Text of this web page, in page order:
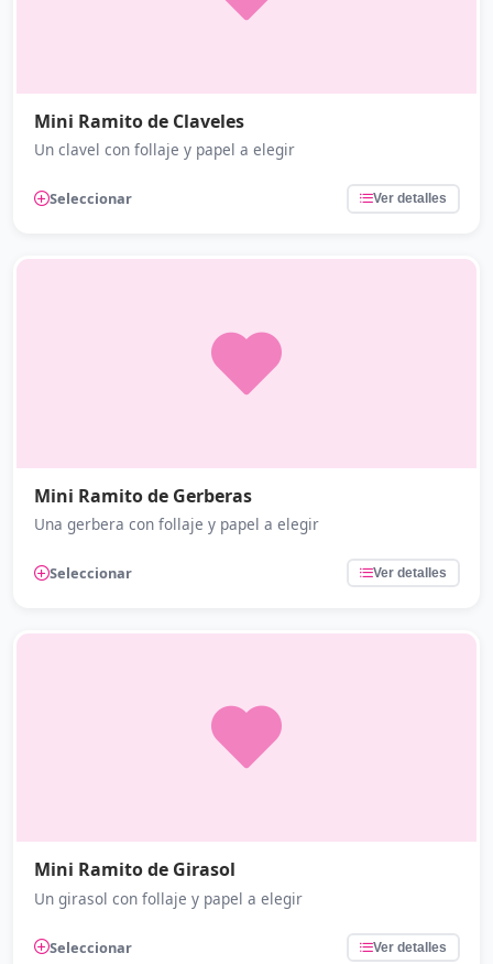
Mini Ramito de Claveles
Un clavel con follaje y papel a elegir
Seleccionar Ver detalles
Mini Ramito de Gerberas
Una gerbera con follaje y papel a elegir
Seleccionar Ver detalles
Mini Ramito de Girasol
Un girasol con follaje y papel a elegir
Seleccionar Ver detalles